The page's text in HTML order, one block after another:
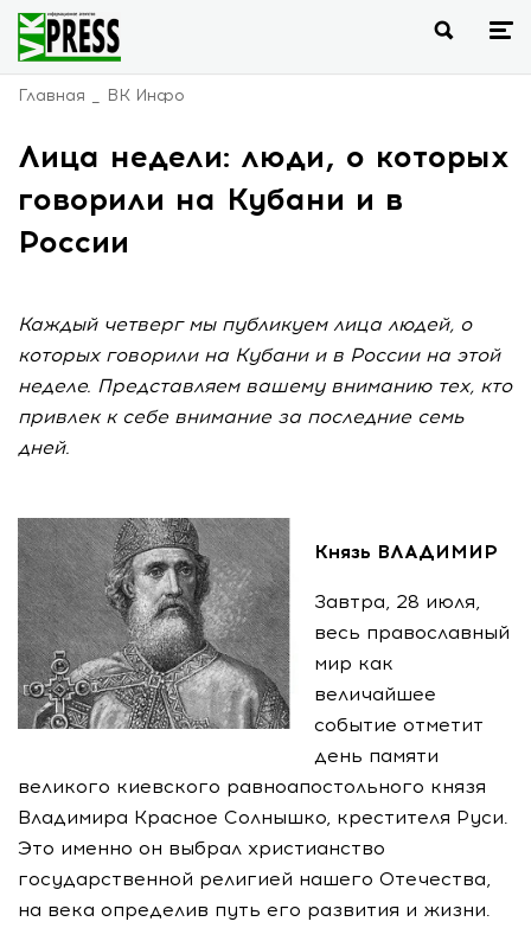
Главная ВК Инфо
Лица недели: люди, о которых
говорили на Кубани и в
России
Каждый четверг мы публикуем лица людей, о
которых говорили на Кубани и в России на этой
неделе. Представляем вашему вниманию тех, кто
привлек к себе внимание за последние семь
дней.
Князь ВЛАДИМИР
Завтра, 28 июля,
весь православный
мир как
величайшее
событие отметит
день памяти
великого киевского равноапостольного князя
Владимира Красное Солнышко, крестителя Руси.
Это именно он выбрал христианство
государственной религией нашего Отечества,
на века определив путь его развития и жизни.